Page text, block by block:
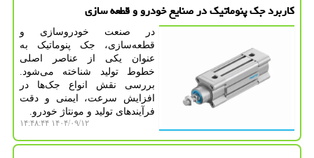
کاربرد جک پنوماتیک در صنایع خودرو و قطعه سازی
در صنعت خودروسازی و
قطعه‌سازی، جک پنوماتیک به
عنوان یکی از عناصر اصلی
خطوط تولید شناخته می‌شود.
بررسی نقش انواع جک‌ها در
افزایش سرعت، ایمنی و دقت
فرآیندهای تولید و مونتاژ خودرو.
۱۴۰۴/۰۹/۱۲ ۱۴:۴۸:۴۴